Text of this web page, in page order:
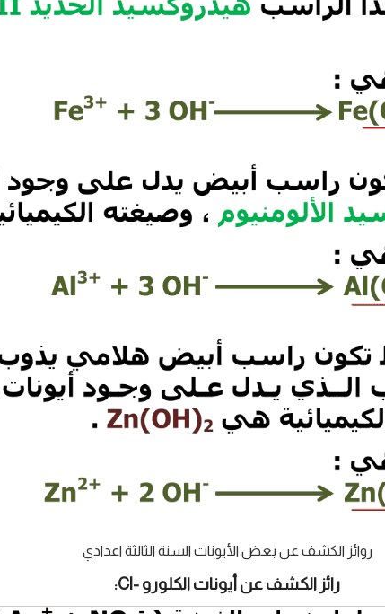
روائز الكشف عن بعض الأيونات السنة الثالثة اعدادي
رائز الكشف عن أيونات الكلورو -Cl: